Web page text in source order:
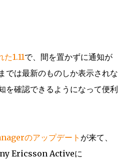
た1.11で、間を置かずに通知が
では最新のものしか表示されな
を確認できるようになって便利
のアップデート が来て、
Ericsson Activeに